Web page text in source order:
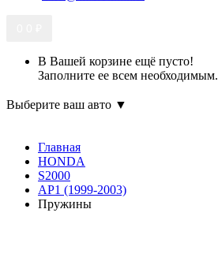
В Вашей корзине ещё пусто!
Заполните ее всем необходимым.
Выберите ваш авто ▼
Главная
HONDA
S2000
AP1 (1999-2003)
Пружины